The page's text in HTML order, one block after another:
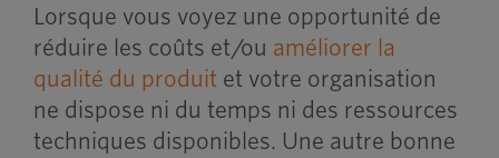
Lorsque vous voyez une opportunité de
réduire les coûts et/ou améliorer la
qualité du produit et votre organisation
ne dispose ni du temps ni des ressources
techniques disponibles. Une autre bonne